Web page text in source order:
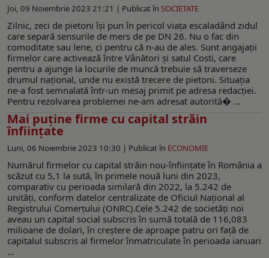
Joi, 09 Noiembrie 2023 21:21 | Publicat în SOCIETATE
Zilnic, zeci de pietoni își pun în pericol viața escaladând zidul
care separă sensurile de mers de pe DN 26. Nu o fac din
comoditate sau lene, ci pentru că n-au de ales. Sunt angajații
firmelor care activează între Vânători şi satul Costi, care
pentru a ajunge la locurile de muncă trebuie să traverseze
drumul național, unde nu există trecere de pietoni. Situaţia
ne-a fost semnalată într-un mesaj primit pe adresa redacției.
Pentru rezolvarea problemei ne-am adresat autorită� ...
Mai puține firme cu capital străin
înființate
Luni, 06 Noiembrie 2023 10:30 | Publicat în ECONOMIE
Numărul firmelor cu capital străin nou-înfiinţate în România a
scăzut cu 5,1 la sută, în primele nouă luni din 2023,
comparativ cu perioada similară din 2022, la 5.242 de
unităţi, conform datelor centralizate de Oficiul Naţional al
Registrului Comerţului (ONRC).Cele 5.242 de societăţi noi
aveau un capital social subscris în sumă totală de 116,083
milioane de dolari, în creştere de aproape patru ori faţă de
capitalul subscris al firmelor înmatriculate în perioada ianuari
...